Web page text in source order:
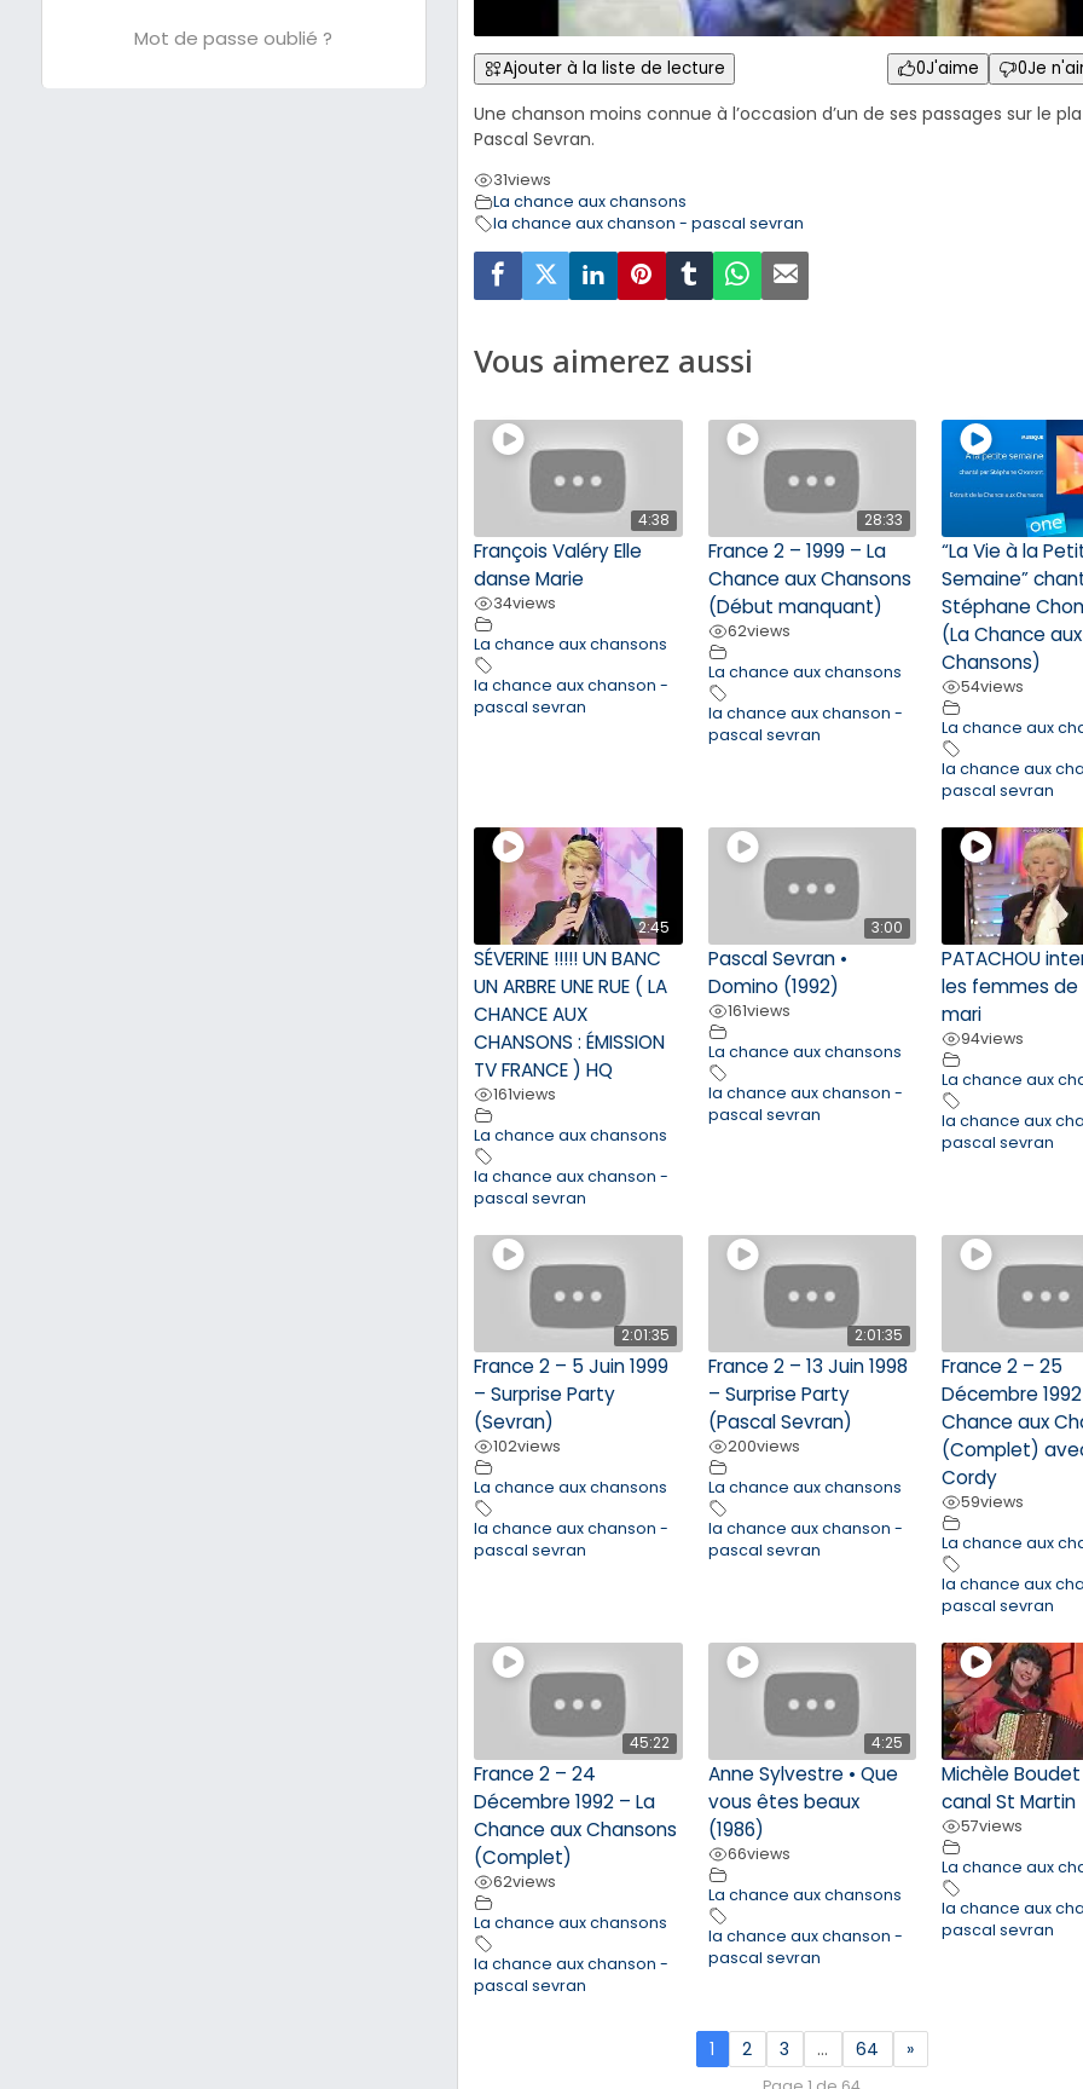
Mot de passe oublié ?
Ajouter à la liste de lecture 0J'aime 0Je
Une chanson moins connue à l’occasion d’un de ses passages sur le
Pascal Sevran.
31views
La chance aux chansons
la chance aux chanson - pascal sevran
Vous aimerez aussi
4:38
François Valéry Elle
danse Marie
34views
La chance aux chansons
la chance aux chanson -
pascal sevran
28:33
France 2 – 1999 – La
Chance aux Chansons
(Début manquant)
62views
La chance aux chansons
la chance aux chanson -
pascal sevran
“La Vie à la
Semaine”
Stéphane
(La Chance aux
Chansons)
54views
La chance aux
la chance aux
pascal sevran
2:45
SÉVERINE !!!!! UN BANC
UN ARBRE UNE RUE ( LA
CHANCE AUX
CHANSONS : ÉMISSION
TV FRANCE ) HQ
161views
La chance aux chansons
la chance aux chanson -
pascal sevran
3:00
Pascal Sevran •
Domino (1992)
161views
La chance aux chansons
la chance aux chanson -
pascal sevran
PATACHOU
les femmes de
mari
94views
La chance aux
la chance aux
pascal sevran
2:01:35
France 2 – 5 Juin 1999
– Surprise Party
(Sevran)
102views
La chance aux chansons
la chance aux chanson -
pascal sevran
2:01:35
France 2 – 13 Juin 1998
– Surprise Party
(Pascal Sevran)
200views
La chance aux chansons
la chance aux chanson -
pascal sevran
France 2 – 25
Décembre
Chance aux
(Complet)
Cordy
59views
La chance aux
la chance aux
pascal sevran
45:22
France 2 – 24
Décembre 1992 – La
Chance aux Chansons
(Complet)
62views
La chance aux chansons
la chance aux chanson -
pascal sevran
4:25
Anne Sylvestre • Que
vous êtes beaux
(1986)
66views
La chance aux chansons
la chance aux chanson -
pascal sevran
Michèle Boudet
canal St Martin
57views
La chance aux
la chance aux
pascal sevran
1 2 3 … 64 »